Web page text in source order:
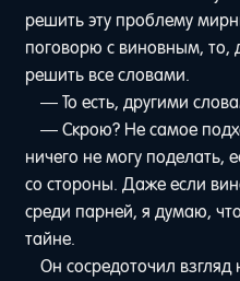
решить эту проблему
поговорю с виновным,
решить все словами.
— То есть, другими
— Скрою? Не самое
ничего не могу поделать,
со стороны. Даже если
среди парней, я думаю,
тайне.
Он сосредоточил